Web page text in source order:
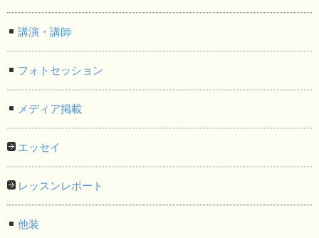
講演・講師
フォトセッション
メディア掲載
エッセイ
レッスンレポート
他装